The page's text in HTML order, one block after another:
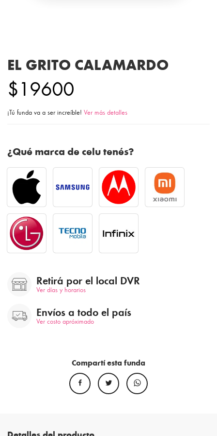
EL GRITO CALAMARDO
$19600
¡Tú funda va a ser increíble! Ver más detalles
¿Qué marca de celu tenés?
Retirá por el local DVR
Ver días y horarios
Envíos a todo el país
Ver costo apróximado
Compartí esta funda